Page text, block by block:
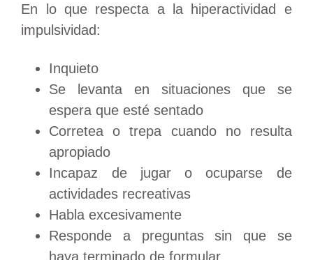
En lo que respecta a la hiperactividad e
impulsividad:
Inquieto
Se levanta en situaciones que se
espera que esté sentado
Corretea o trepa cuando no resulta
apropiado
Incapaz de jugar o ocuparse de
actividades recreativas
Habla excesivamente
Responde a preguntas sin que se
haya terminado de formular